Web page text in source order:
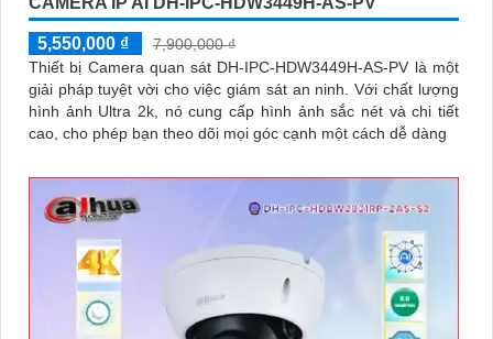
5,550,000 ₫
7,900,000 ₫
Thiết bị Camera quan sát DH-IPC-HDW3449H-AS-PV là một
giải pháp tuyệt vời cho việc giám sát an ninh. Với chất lượng
hình ảnh Ultra 2k, nó cung cấp hình ảnh sắc nét và chi tiết
cao, cho phép bạn theo dõi mọi góc cạnh một cách dễ dàng